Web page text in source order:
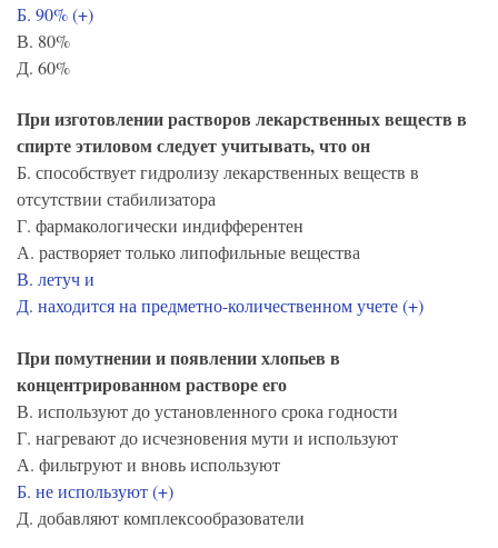
Б. 90% (+)
В. 80%
Д. 60%
При изготовлении растворов лекарственных веществ в
спирте этиловом следует учитывать, что он
Б. способствует гидролизу лекарственных веществ в
отсутствии стабилизатора
Г. фармакологически индифферентен
А. растворяет только липофильные вещества
В. летуч и
Д. находится на предметно-количественном учете (+)
При помутнении и появлении хлопьев в
концентрированном растворе его
В. используют до установленного срока годности
Г. нагревают до исчезновения мути и используют
А. фильтруют и вновь используют
Б. не используют (+)
Д. добавляют комплексообразователи